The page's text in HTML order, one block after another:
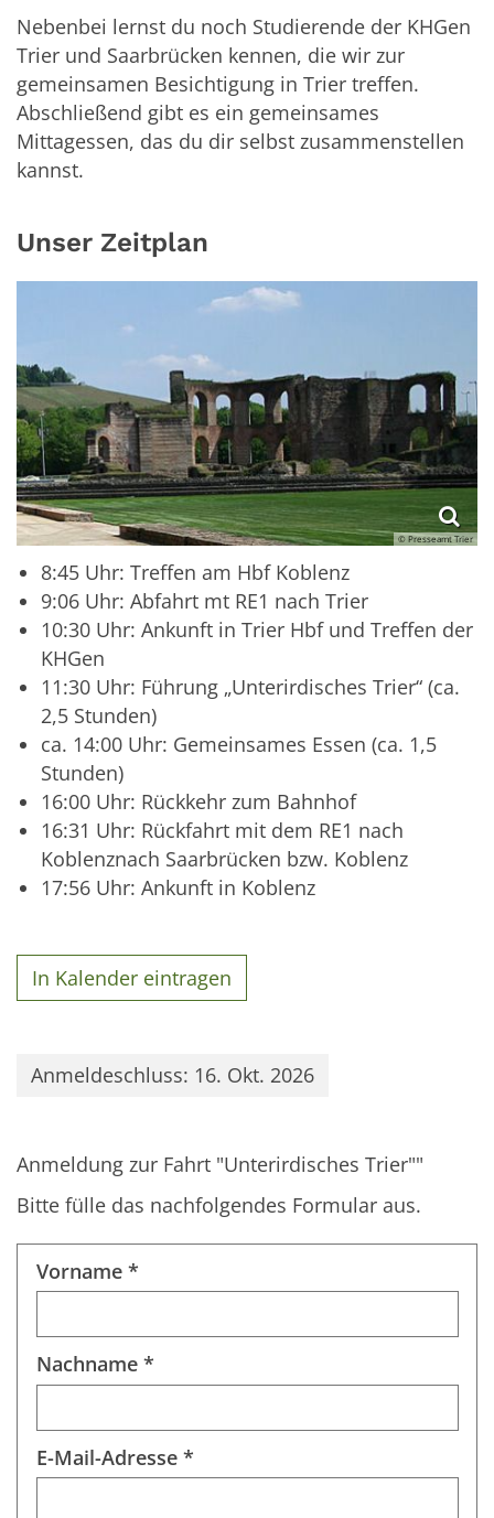
Nebenbei lernst du noch Studierende der KHGen
Trier und Saarbrücken kennen, die wir zur
gemeinsamen Besichtigung in Trier treffen.
Abschließend gibt es ein gemeinsames
Mittagessen, das du dir selbst zusammenstellen
kannst.
Unser Zeitplan
© Presseamt Trier
8:45 Uhr: Treffen am Hbf Koblenz
9:06 Uhr: Abfahrt mt RE1 nach Trier
10:30 Uhr: Ankunft in Trier Hbf und Treffen der
KHGen
11:30 Uhr: Führung „Unterirdisches Trier“ (ca.
2,5 Stunden)
ca. 14:00 Uhr: Gemeinsames Essen (ca. 1,5
Stunden)
16:00 Uhr: Rückkehr zum Bahnhof
16:31 Uhr: Rückfahrt mit dem RE1 nach
Koblenznach Saarbrücken bzw. Koblenz
17:56 Uhr: Ankunft in Koblenz
In Kalender eintragen
Anmeldeschluss: 16. Okt. 2026
Anmeldung zur Fahrt "Unterirdisches Trier""
Bitte fülle das nachfolgendes Formular aus.
Vorname *
Nachname *
E-Mail-Adresse *